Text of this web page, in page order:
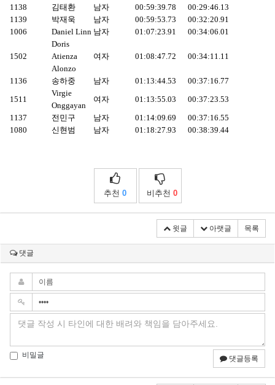
1138
김태환 남자 00:59:39.78
00:29:46.13
1139
박재욱 남자 00:59:53.73
00:32:20.91
1006
Daniel Linn 남자 01:07:23.91 00:34:06.01
1502
Doris
Atienza
Alonzo
여자 01:08:47.72 00:34:11.11
1136 송하중 남자 01:13:44.53
00:37:16.77
1511
Virgie
Onggayan
여자 01:13:55.03
00:37:23.53
1137
전민구 남자 01:14:09.69
00:37:16.55
1080
신현범 남자 01:18:27.93 00:38:39.44
추천 0 비추천 0
윗글 아랫글 목록
댓글
비밀글 댓글등록